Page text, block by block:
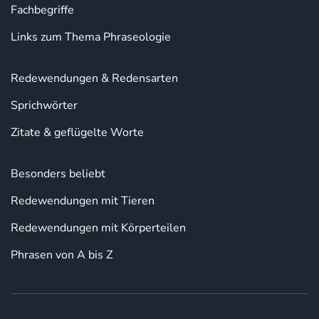
Fachbegriffe
Links zum Thema Phraseologie
Redewendungen & Redensarten
Sprichwörter
Zitate & geflügelte Worte
Besonders beliebt
Redewendungen mit Tieren
Redewendungen mit Körperteilen
Phrasen von A bis Z